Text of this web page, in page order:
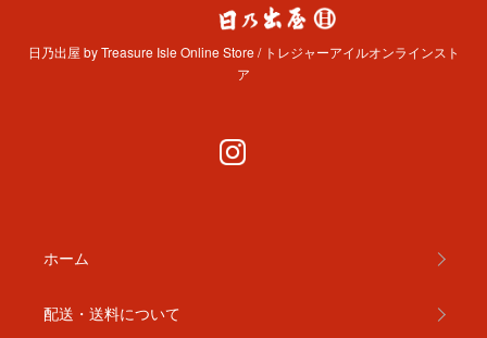
日乃出屋 by Treasure Isle Online Store / トレジャーアイルオンラインスト
ア
ホーム
配送・送料について